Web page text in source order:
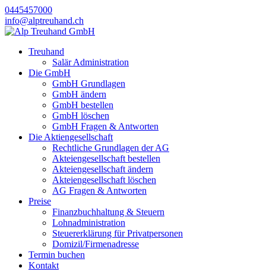
0445457000
info@alptreuhand.ch
Treuhand
Salär Administration
Die GmbH
GmbH Grundlagen
GmbH ändern
GmbH bestellen
GmbH löschen
GmbH Fragen & Antworten
Die Aktiengesellschaft
Rechtliche Grundlagen der AG
Akteiengesellschaft bestellen
Akteiengesellschaft ändern
Akteiengesellschaft löschen
AG Fragen & Antworten
Preise
Finanzbuchhaltung & Steuern
Lohnadministration
Steuererklärung für Privatpersonen
Domizil/Firmenadresse
Termin buchen
Kontakt